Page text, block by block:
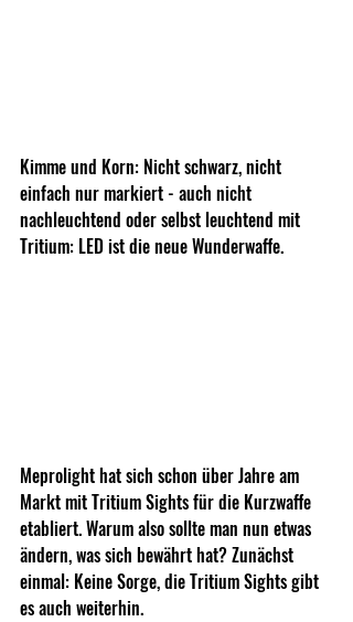
Kimme und Korn: Nicht schwarz, nicht
einfach nur markiert - auch nicht
nachleuchtend oder selbst leuchtend mit
Tritium: LED ist die neue Wunderwaffe.
Meprolight hat sich schon über Jahre am
Markt mit Tritium Sights für die Kurzwaffe
etabliert. Warum also sollte man nun etwas
ändern, was sich bewährt hat? Zunächst
einmal: Keine Sorge, die Tritium Sights gibt
es auch weiterhin.